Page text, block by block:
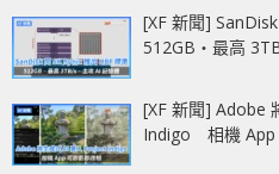
[XF 新聞]
512GB‧最高
[XF 新聞] Adobe
Indigo 相機 App